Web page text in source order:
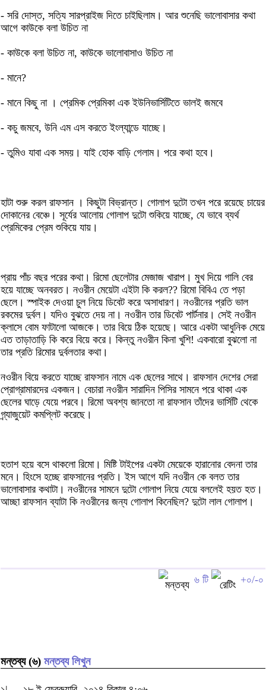
- সরি দোস্ত, সত্যি সারপ্রাইজ দিতে চাইছিলাম। আর শুনেছি ভালোবাসার কথা
আগে কাউকে বলা উচিত না
- কাউকে বলা উচিত না, কাউকে ভালোবাসাও উচিত না
- মানে?
- মানে কিছু না । প্রেমিক প্রেমিকা এক ইউনিভার্সিটিতে ভালই জমবে
- কচু জমবে, উনি এম এস করতে ইংল্যান্ডে যাচ্ছে।
- তুমিও যাবা এক সময়। যাই হোক বাড়ি গেলাম। পরে কথা হবে।
হাটা শুরু করল রাফসান । কিছুটা বিভ্রান্ত। গোলাপ দুটো তখন পরে রয়েছে চায়ের
দোকানের বেঞ্চে। সূর্যের আলোয় গোলাপ দুটো শুকিয়ে যাচ্ছে, যে ভাবে ব্যর্থ
প্রেমিকের প্রেম শুকিয়ে যায়।
প্রায় পাঁচ বছর পরের কথা। রিমো ছেলেটার মেজাজ খারাপ। মুখ দিয়ে গালি বের
হয়ে যাচ্ছে অনবরত। নওরীন মেয়েটা এইটা কি করল?? রিমো বিবিএ তে পড়া
ছেলে। স্পাইক দেওয়া চুল নিয়ে ডিবেট করে অসাধারণ। নওরীনের প্রতি ভাল
রকমের দুর্বল। যদিও বুঝতে দেয় না। নওরীন তার ডিবেট পার্টনার। সেই নওরীন
ক্লাসে বোম ফাটালো আজকে। তার বিয়ে ঠিক হয়েছে। আরে একটা আধুনিক মেয়ে
এত তাড়াতাড়ি কি করে বিয়ে করে। কিন্তু নওরীন কিনা খুশি! একবারো বুঝলো না
তার প্রতি রিমোর দুর্বলতার কথা।
নওরীন বিয়ে করতে যাচ্ছে রাফসান নামে এক ছেলের সাথে। রাফসান দেশের সেরা
প্রোগ্রামারদের একজন। বেচারা নওরীন সারাদিন পিসির সামনে পরে থাকা এক
ছেলের ঘাড়ে যেয়ে পরবে। রিমো অবশ্য জানতো না রাফসান তাঁদের ভার্সিটি থেকে
গ্র্যাজুয়েট কমপ্লিট করেছে।
হতাশ হয়ে বসে থাকলো রিমো। মিষ্টি টাইপের একটা মেয়েকে হারানোর বেদনা তার
মনে। হিংসে হচ্ছে রাফসানের প্রতি। ইস আগে যদি নওরীন কে বলত তার
ভালোবাসার কথাটা। নওরীনের সামনে দুটো গোলাপ নিয়ে যেয়ে বললেই হয়ত হত।
আচ্ছা রাফসান ব্যাটা কি নওরীনের জন্য গোলাপ কিনেছিল? দুটো লাল গোলাপ।
৬ টি +০/-০
মন্তব্য (৬) মন্তব্য লিখুন